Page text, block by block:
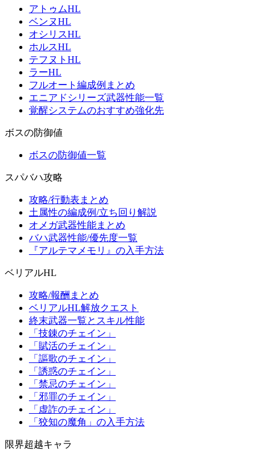
アトゥムHL
ベンヌHL
オシリスHL
ホルスHL
テフヌトHL
ラーHL
フルオート編成例まとめ
エニアドシリーズ武器性能一覧
覚醒システムのおすすめ強化先
ボスの防御値
ボスの防御値一覧
スパバハ攻略
攻略/行動表まとめ
土属性の編成例/立ち回り解説
オメガ武器性能まとめ
バハ武器性能/優先度一覧
『アルテマメモリ』の入手方法
ベリアルHL
攻略/報酬まとめ
ベリアルHL解放クエスト
終末武器一覧とスキル性能
「技錬のチェイン」
「賦活のチェイン」
「謳歌のチェイン」
「誘惑のチェイン」
「禁忌のチェイン」
「邪罪のチェイン」
「虚詐のチェイン」
「狡知の魔角」の入手方法
限界超越キャラ